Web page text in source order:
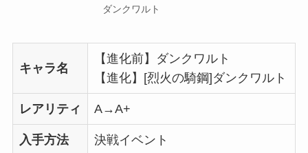
ダンクワルト
キャラ名
【進化前】ダンクワルト
【進化】[烈火の騎鋼]ダンクワルト
レアリティ A→A+
入手方法 決戦イベント